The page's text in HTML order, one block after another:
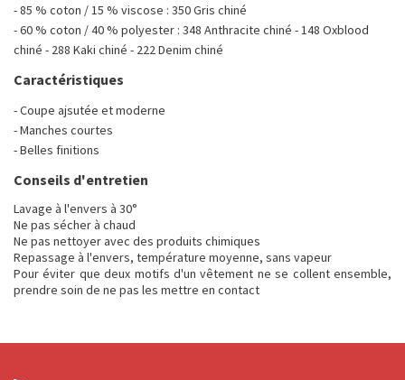
- 85 % coton / 15 % viscose : 350 Gris chiné
- 60 % coton / 40 % polyester : 348 Anthracite chiné - 148 Oxblood
chiné - 288 Kaki chiné - 222 Denim chiné
Caractéristiques
- Coupe ajsutée et moderne
- Manches courtes
- Belles finitions
Conseils d'entretien
Lavage à l'envers à 30°
Ne pas sécher à chaud
Ne pas nettoyer avec des produits chimiques
Repassage à l'envers, température moyenne, sans vapeur
Pour éviter que deux motifs d'un vêtement ne se collent ensemble,
prendre soin de ne pas les mettre en contact